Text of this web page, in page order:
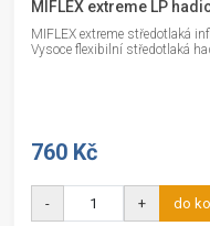
MIFLEX extreme LP
MIFLEX extreme středotlaká
Vysoce flexibilní středotlaká
760 Kč
- + do